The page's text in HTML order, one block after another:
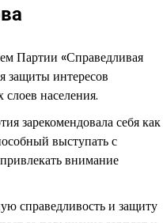
Партии «Справедливая
защиты интересов
населения.
зарекомендовала себя как
выступать с
внимание
справедливость и защиту